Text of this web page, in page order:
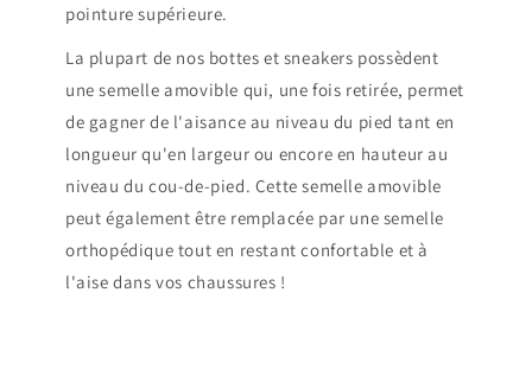
pointure supérieure.
La plupart de nos bottes et sneakers possèdent
une semelle amovible qui, une fois retirée, permet
de gagner de l'aisance au niveau du pied tant en
longueur qu'en largeur ou encore en hauteur au
niveau du cou-de-pied. Cette semelle amovible
peut également être remplacée par une semelle
orthopédique tout en restant confortable et à
l'aise dans vos chaussures !